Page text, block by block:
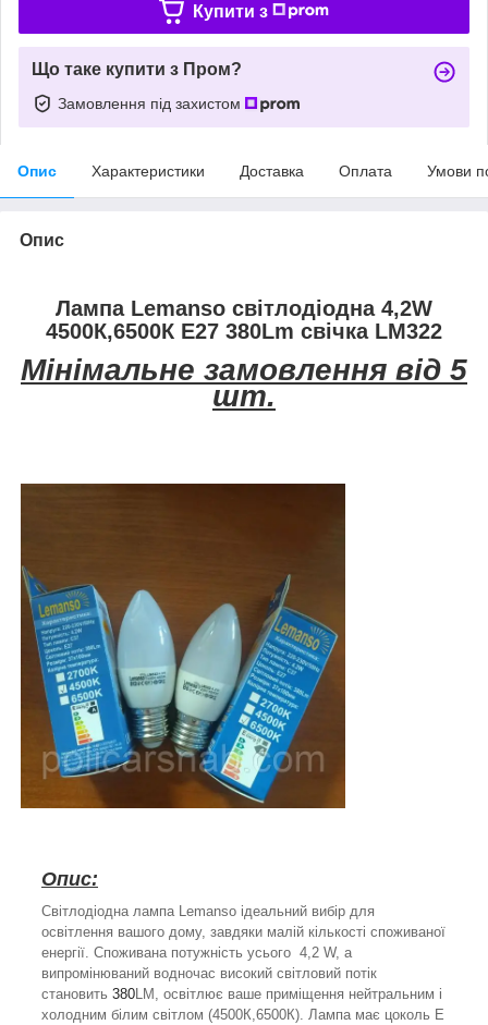
Купити з
Що таке купити з Пром?
Замовлення під захистом
Опис Характеристики Доставка Оплата Умови
Опис
Лампа Lemanso світлодіодна 4,2W
4500К,6500К Е27 380Lm свічка LM322
Мінімальне замовлення від 5
шт.
Опис:
Світлодіодна лампа Lemanso ідеальний вибір для
освітлення вашого дому, завдяки малій кількості споживаної
енергії. Споживана потужність усього 4,2 W, а
випромінюваний водночас високий світловий потік
становить 380LM, освітлює ваше приміщення нейтральним і
холодним білим світлом (4500К,6500К). Лампа має цоколь Е